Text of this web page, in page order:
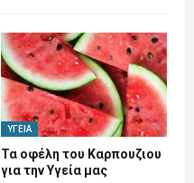
ΥΓΕΊΑ
Τα οφέλη του Καρπουζιου
για την Υγεία μας